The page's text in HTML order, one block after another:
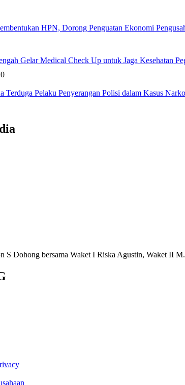
HPN, Dorong Penguatan Ekonomi
Gelar Medical Check Up untuk Jaga Kesehatan
0
Terduga Pelaku Penyerangan Polisi dalam Kasus
S Dohong bersama Waket I Riska Agustin, Waket II